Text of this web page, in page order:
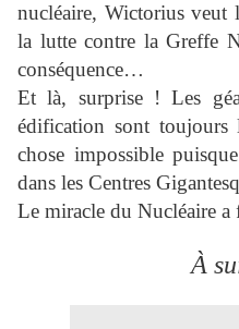
nucléaire, Wictorius veut
la lutte contre la Greffe
conséquence…
Et là, surprise ! Les
édification sont
chose impossible
dans les Centres
Le miracle du Nucléaire
À